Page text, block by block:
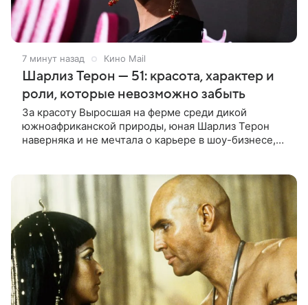
7 минут назад Кино Mail
Шарлиз Терон — 51: красота, характер и
роли, которые невозможно забыть
За красоту Выросшая на ферме среди дикой
южноафриканской природы, юная Шарлиз Терон
наверняка и не мечтала о карьере в шоу-бизнесе,